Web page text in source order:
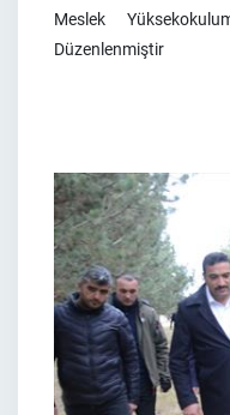
Meslek
Düzenlenmiştir